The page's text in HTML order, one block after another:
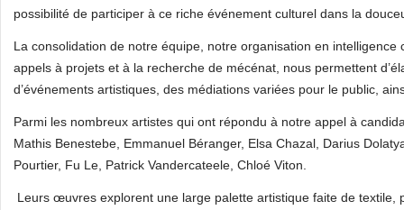
possibilité de participer à ce riche événement culturel dans la
La consolidation de notre équipe, notre organisation en
appels à projets et à la recherche de mécénat, nous permettent
d’événements artistiques, des médiations variées pour le public,
Parmi les nombreux artistes qui ont répondu à notre appel à
Mathis Benestebe, Emmanuel Béranger, Elsa Chazal, Darius
Pourtier, Fu Le, Patrick Vandercateele, Chloé Viton.
Leurs œuvres explorent une large palette artistique faite de